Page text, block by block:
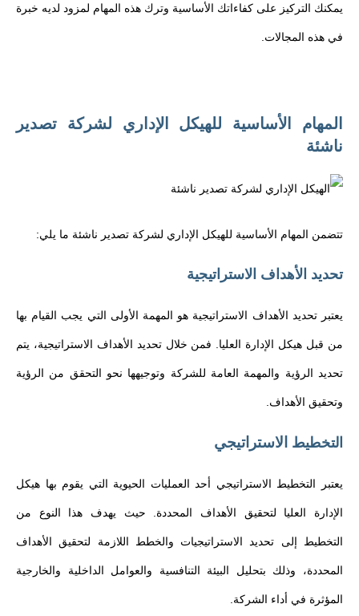
يمكنك التركيز على كفاءاتك الأساسية وترك هذه المهام لمزود لديه خبرة
في هذه المجالات.
المهام الأساسية للهيكل الإداري لشركة تصدير
ناشئة
تتضمن المهام الأساسية للهيكل الإداري لشركة تصدير ناشئة ما يلي:
تحديد الأهداف الاستراتيجية
يعتبر تحديد الأهداف الاستراتيجية هو المهمة الأولى التي يجب القيام بها
من قبل هيكل الإدارة العليا. فمن خلال تحديد الأهداف الاستراتيجية، يتم
تحديد الرؤية والمهمة العامة للشركة وتوجيهها نحو التحقق من الرؤية
وتحقيق الأهداف.
التخطيط الاستراتيجي
يعتبر التخطيط الاستراتيجي أحد العمليات الحيوية التي يقوم بها هيكل
الإدارة العليا لتحقيق الأهداف المحددة. حيث يهدف هذا النوع من
التخطيط إلى تحديد الاستراتيجيات والخطط اللازمة لتحقيق الأهداف
المحددة، وذلك بتحليل البيئة التنافسية والعوامل الداخلية والخارجية
المؤثرة في أداء الشركة.